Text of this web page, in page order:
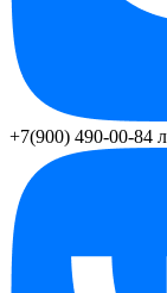
+7(900) 490-00-84